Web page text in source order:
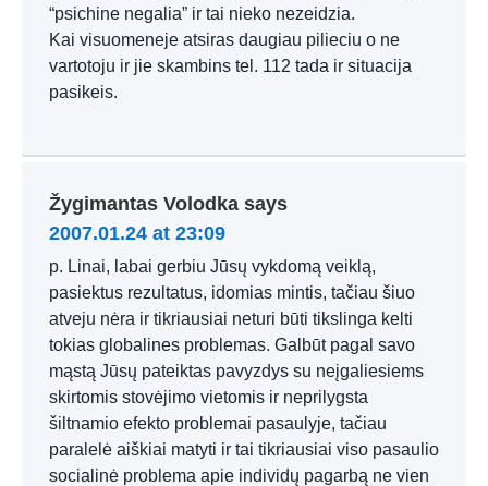
“psichine negalia” ir tai nieko nezeidzia.
Kai visuomeneje atsiras daugiau pilieciu o ne
vartotoju ir jie skambins tel. 112 tada ir situacija
pasikeis.
Žygimantas Volodka says
2007.01.24 at 23:09
p. Linai, labai gerbiu Jūsų vykdomą veiklą,
pasiektus rezultatus, idomias mintis, tačiau šiuo
atveju nėra ir tikriausiai neturi būti tikslinga kelti
tokias globalines problemas. Galbūt pagal savo
mąstą Jūsų pateiktas pavyzdys su neįgaliesiems
skirtomis stovėjimo vietomis ir neprilygsta
šiltnamio efekto problemai pasaulyje, tačiau
paralelė aiškiai matyti ir tai tikriausiai viso pasaulio
socialinė problema apie individų pagarbą ne vien